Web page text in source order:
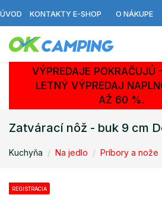
ÚVOD KONTAKTY E-SHOP O NÁKUPE
VÝPREDAJE POKRAČUJÚ
LETNÝ VÝPREDAJ
AŽ 60 %.
Zatvárací nôž - buk 9 cm
Kuchyňa Na jedlo Príbory a nože
REGISTRÁCIA